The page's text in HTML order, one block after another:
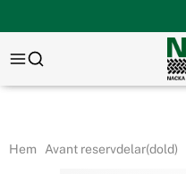
Hem Avant reservdelar(dold)